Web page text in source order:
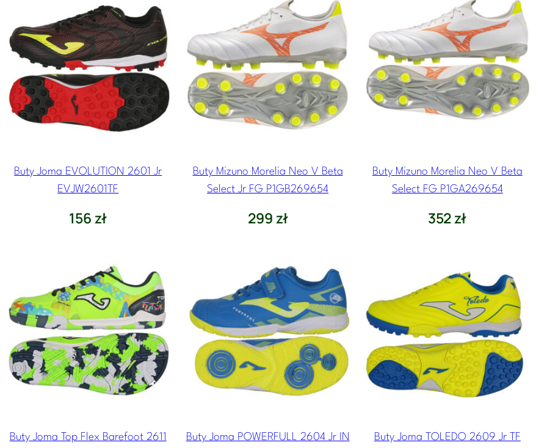
Buty Joma EVOLUTION 2601 Jr
EVJW2601TF
156zł
Buty Mizuno Morelia Neo V Beta
Select Jr FG P1GB269654
299zł
Buty Mizuno Morelia Neo V Beta
Select FG P1GA269654
352zł
Buty Joma Top Flex Barefoot 2611
Buty Joma POWERFULL 2604 Jr IN
Buty Joma TOLEDO 2609 Jr TF